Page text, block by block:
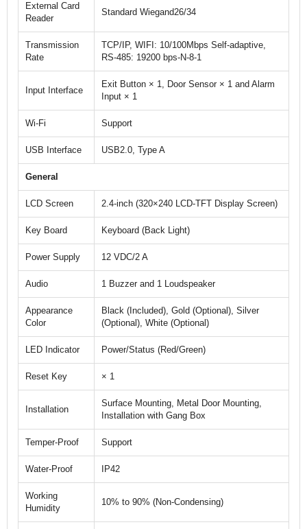
External Card
Reader
Standard Wiegand26/34
Transmission
Rate
TCP/IP, WIFI: 10/100Mbps Self-adaptive,
RS-485: 19200 bps-N-8-1
Input Interface
Exit Button × 1, Door Sensor × 1 and Alarm
Input × 1
Wi-Fi Support
USB Interface USB2.0, Type A
General
LCD Screen 2.4-inch (320×240 LCD-TFT Display Screen)
Key Board Keyboard (Back Light)
Power Supply 12 VDC/2 A
Audio 1 Buzzer and 1 Loudspeaker
Appearance
Color
Black (Included), Gold (Optional), Silver
(Optional), White (Optional)
LED Indicator Power/Status (Red/Green)
Reset Key × 1
Installation
Surface Mounting, Metal Door Mounting,
Installation with Gang Box
Temper-Proof Support
Water-Proof IP42
Working
Humidity
10% to 90% (Non-Condensing)